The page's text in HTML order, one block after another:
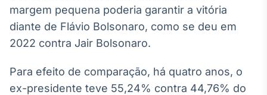
Em breve
margem pequena poderia garantir a vitória
diante de Flávio Bolsonaro, como se deu em
2022 contra Jair Bolsonaro.
Para efeito de comparação, há quatro anos, o
ex-presidente teve 55,24% contra 44,76% do